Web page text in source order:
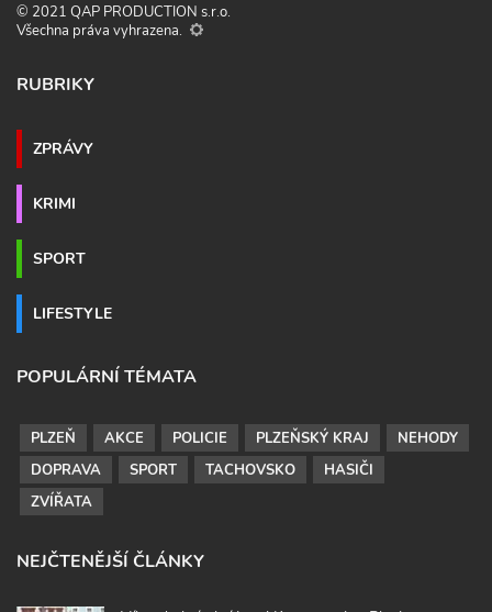
© 2021 QAP PRODUCTION s.r.o.
Všechna práva vyhrazena.
RUBRIKY
ZPRÁVY
KRIMI
SPORT
LIFESTYLE
POPULÁRNÍ TÉMATA
PLZEŇ AKCE POLICIE PLZEŇSKÝ KRAJ
NEHODY
DOPRAVA
SPORT TACHOVSKO
HASIČI
ZVÍŘATA
NEJČTENĚJŠÍ ČLÁNKY